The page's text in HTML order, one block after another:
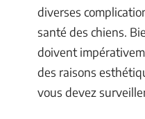
diverses
santé des chiens.
doivent
des raisons
vous devez